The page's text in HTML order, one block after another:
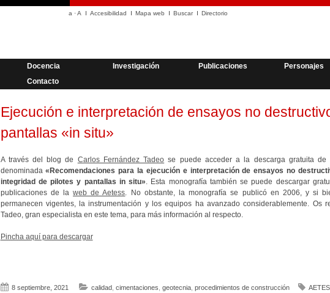
a ·A Accesibilidad Mapa web Buscar Directorio
Docencia Investigación Publicaciones
Personajes
Contacto
Ejecución e interpretación de ensayos no
pantallas «in situ»
A través del blog de Carlos Fernández Tadeo se puede acceder a la descarga gratuita de
denominada«Recomendaciones para la ejecución e interpretación de ensayos no
integridad de pilotes y pantallas in situ». Esta monografía también se puede descargar
publicaciones de laweb de Aetess. No obstante, la monografía se publicó en 2006, y si
permanecen vigentes, la instrumentación y los equipos ha avanzado considerablemente. Os
Tadeo, gran especialista en este tema, para más información al respecto.
Pincha aquí para descargar
8 septiembre, 2021 calidad cimentaciones geotecnia, procedimientos de construcción